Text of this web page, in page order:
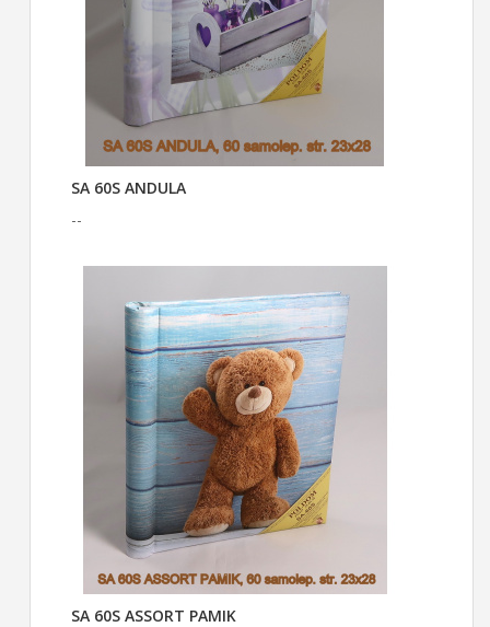
SA 60S ANDULA
--
SA 60S ASSORT PAMIK